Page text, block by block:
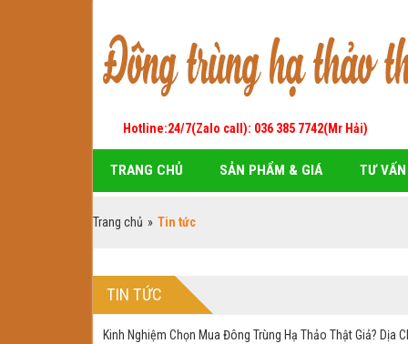
Hotline:24/7(Zalo call): 036 385 7742(Mr Hải)
TRANG CHỦ SẢN PHẨM & GIÁ TƯ
Trang chủ » Tin tức
TIN TỨC
Kinh Nghiệm Chọn Mua Đông Trùng Hạ Thảo Thật Giả? Dịa